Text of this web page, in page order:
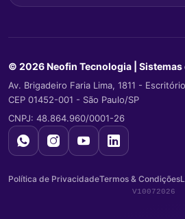
© 2026 Neofin Tecnologia | Sistemas
Av. Brigadeiro Faria Lima, 1811 -
CEP 01452-001 - São Paulo/SP
CNPJ: 48.864.960/0001-26
Política de PrivacidadeTermos & Condições
V10072026